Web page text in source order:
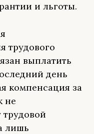
и льготы.
трудового
выплатить
день
компенсация за
не
трудовой
лишь